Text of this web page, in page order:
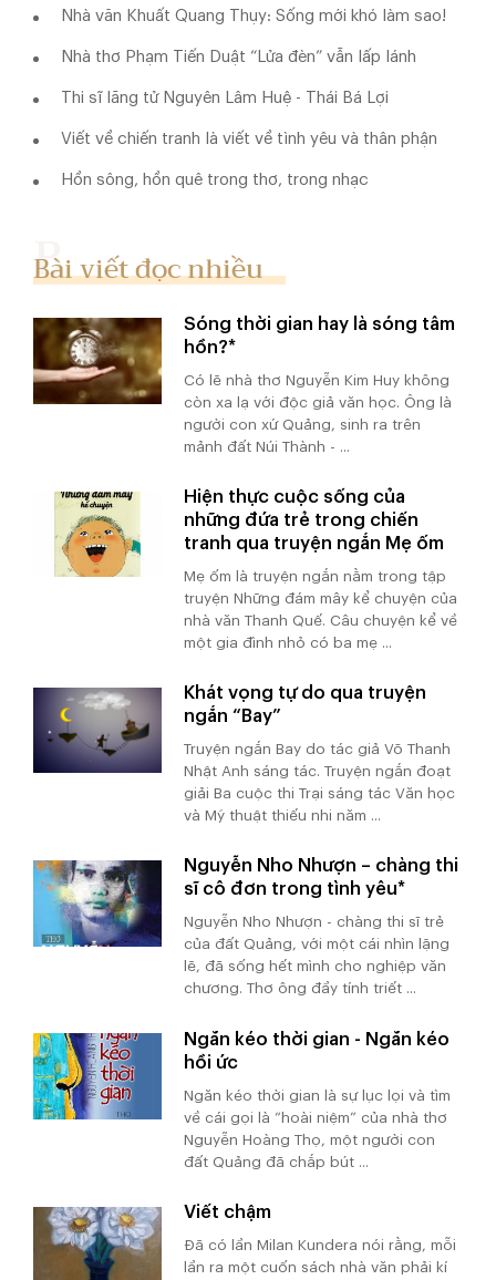
Nhà văn Khuất Quang Thụy: Sống mới khó làm sao!
Nhà thơ Phạm Tiến Duật “Lửa đèn” vẫn lấp lánh
Thi sĩ lãng tử Nguyên Lâm Huệ - Thái Bá Lợi
Viết về chiến tranh là viết về tình yêu và thân phận
Hồn sông, hồn quê trong thơ, trong nhạc
Bài viết đọc nhiều
Sóng thời gian hay là sóng tâm
hồn?*
Có lẽ nhà thơ Nguyễn Kim Huy không
còn xa lạ với độc giả văn học. Ông là
người con xứ Quảng, sinh ra trên
mảnh đất Núi Thành - ...
Hiện thực cuộc sống của
những đứa trẻ trong chiến
tranh qua truyện ngắn Mẹ ốm
Mẹ ốm là truyện ngắn nằm trong tập
truyện Những đám mây kể chuyện của
nhà văn Thanh Quế. Câu chuyện kể về
một gia đình nhỏ có ba mẹ ...
Khát vọng tự do qua truyện
ngắn “Bay”
Truyện ngắn Bay do tác giả Võ Thanh
Nhật Anh sáng tác. Truyện ngắn đoạt
giải Ba cuộc thi Trại sáng tác Văn học
và Mỹ thuật thiếu nhi năm ...
Nguyễn Nho Nhượn – chàng thi
sĩ cô đơn trong tình yêu*
Nguyễn Nho Nhượn - chàng thi sĩ trẻ
của đất Quảng, với một cái nhìn lặng
lẽ, đã sống hết mình cho nghiệp văn
chương. Thơ ông đầy tính triết ...
Ngăn kéo thời gian - Ngăn kéo
hồi ức
Ngăn kéo thời gian là sự lục lọi và tìm
về cái gọi là “hoài niệm” của nhà thơ
Nguyễn Hoàng Thọ, một người con
đất Quảng đã chắp bút ...
Viết chậm
Đã có lần Milan Kundera nói rằng, mỗi
lần ra một cuốn sách nhà văn phải kí